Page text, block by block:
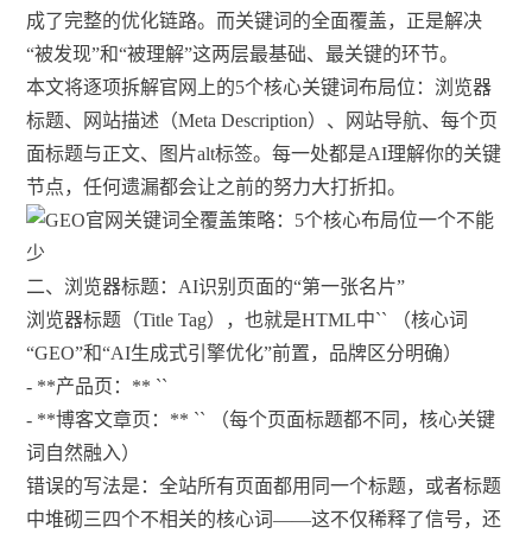
成了完整的优化链路。而关键词的全面覆盖，正是解决
“被发现”和“被理解”这两层最基础、最关键的环节。
本文将逐项拆解官网上的5个核心关键词布局位：浏览器
标题、网站描述（Meta Description）、网站导航、每个页
面标题与正文、图片alt标签。每一处都是AI理解你的关键
节点，任何遗漏都会让之前的努力大打折扣。
二、浏览器标题：AI识别页面的“第一张名片”
浏览器标题（Title Tag），也就是HTML中`` （核心词
“GEO”和“AI生成式引擎优化”前置，品牌区分明确）
- **产品页：** ``
- **博客文章页：** `` （每个页面标题都不同，核心关键
词自然融入）
错误的写法是：全站所有页面都用同一个标题，或者标题
中堆砌三四个不相关的核心词——这不仅稀释了信号，还